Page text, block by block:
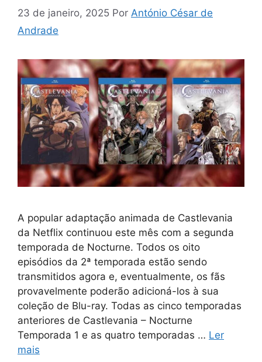
23 de janeiro, 2025 Por António César de
Andrade
A popular adaptação animada de Castlevania
da Netflix continuou este mês com a segunda
temporada de Nocturne. Todos os oito
episódios da 2ª temporada estão sendo
transmitidos agora e, eventualmente, os fãs
provavelmente poderão adicioná-los à sua
coleção de Blu-ray. Todas as cinco temporadas
anteriores de Castlevania – Nocturne
Temporada 1 e as quatro temporadas … Ler
mais